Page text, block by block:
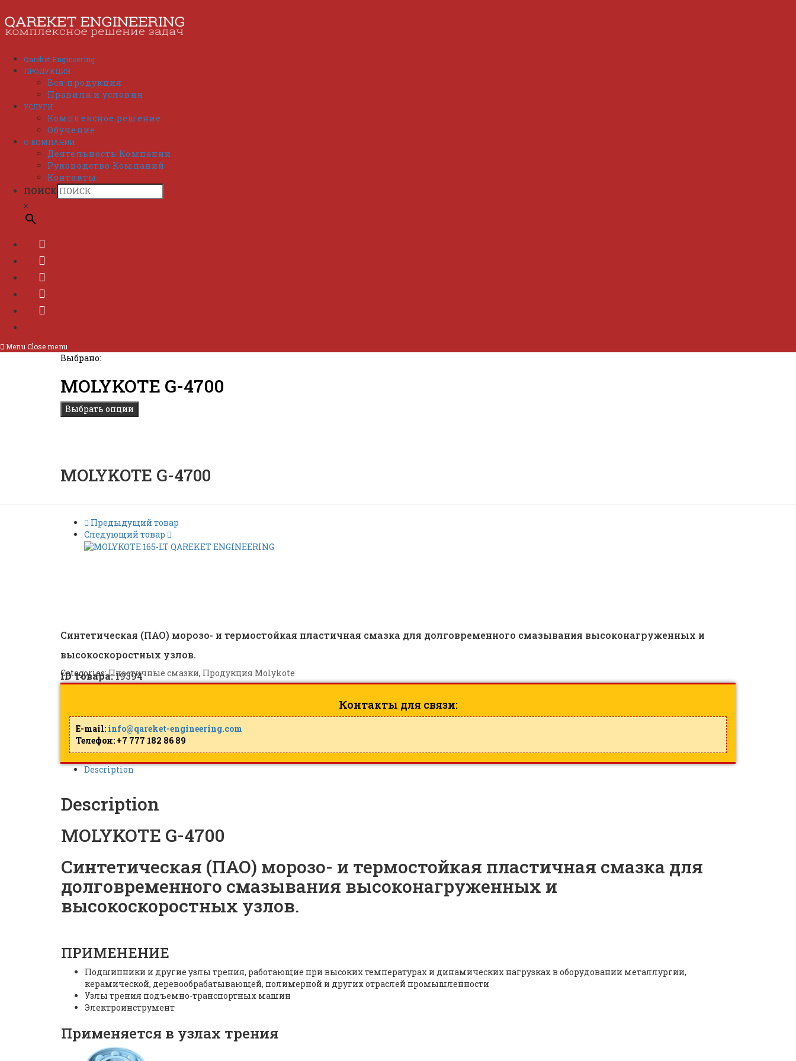
содержимому
Qareket Engineering
ПРОДУКЦИЯ
Вся продукция
Правила и условия
УСЛУГИ
Комплексное решение
Обучение
О КОМПАНИИ
Деятельность Компании
Руководство Компаний
Контакты
ПОИСК
×
Menu Close menu
Выбрано:
MOLYKOTE G-4700
Выбрать опции
MOLYKOTE G-4700
Предыдущий товар
Следующий товар
Синтетическая (ПАО) морозо- и термостойкая пластичная смазка для долговременного смазывания высоконагруженных и
высокоскоростных узлов.
Categories:Пластичные смазки, Продукция Molykote
ID товара:19394
Контакты для связи:
E-mail: info@qareket-engineering.com
Телефон: +7 777 182 86 89
Description
Description
MOLYKOTE G-4700
Синтетическая (ПАО) морозо- и термостойкая пластичная смазка для
долговременного смазывания высоконагруженных и
высокоскоростных узлов.
ПРИМЕНЕНИЕ
Подшипники и другие узлы трения, работающие при высоких температурах и динамических нагрузках в оборудовании металлургии,
керамической, деревообрабатывающей, полимерной и других отраслей промышленности
Узлы трения подъемно-транспортных машин
Электроинструмент
Применяется в узлах трения